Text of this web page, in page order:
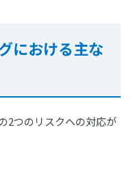
における主な
2つのリスクへの対応が